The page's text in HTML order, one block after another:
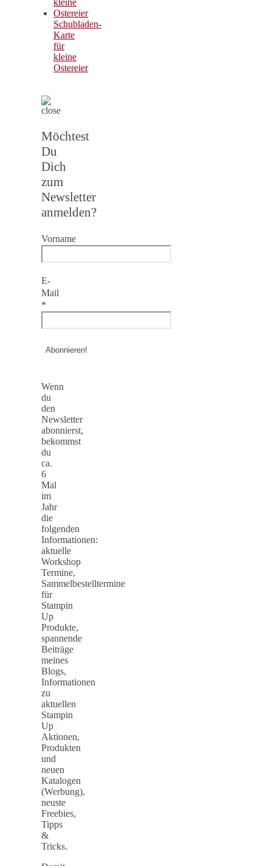
Schubladen-
Karte
für
kleine
Ostereier
Möchtest
Du
Dich
zum
Newsletter
anmelden?
Vorname
E-
Mail
*
Wenn
du
den
Newsletter
abonnierst,
bekommst
du
ca.
6
Mal
im
Jahr
die
folgenden
Informationen:
aktuelle
Workshop
Termine,
Sammelbestelltermine
für
Stampin
Up
Produkte,
spannende
Beiträge
meines
Blogs,
Informationen
zu
aktuellen
Stampin
Up
Aktionen,
Produkten
und
neuen
Katalogen
(Werbung),
neuste
Freebies,
Tipps
&
Tricks.